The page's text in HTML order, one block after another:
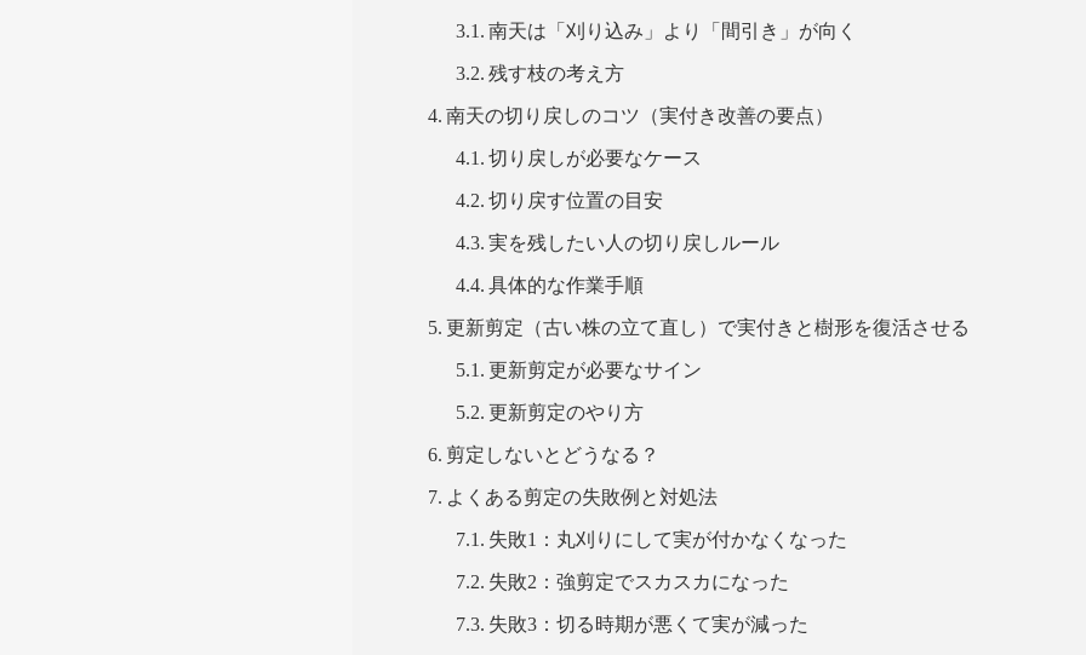
南天は「刈り込み」より「間引き」が向く
残す枝の考え方
南天の切り戻しのコツ（実付き改善の要点）
切り戻しが必要なケース
切り戻す位置の目安
実を残したい人の切り戻しルール
具体的な作業手順
更新剪定（古い株の立て直し）で実付きと樹形を復活させる
更新剪定が必要なサイン
更新剪定のやり方
剪定しないとどうなる？
よくある剪定の失敗例と対処法
失敗1：丸刈りにして実が付かなくなった
失敗2：強剪定でスカスカになった
失敗3：切る時期が悪くて実が減った